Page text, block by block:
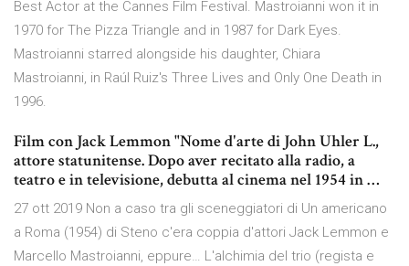
Best Actor at the Cannes Film Festival. Mastroianni won it in
1970 for The Pizza Triangle and in 1987 for Dark Eyes.
Mastroianni starred alongside his daughter, Chiara
Mastroianni, in Raúl Ruiz's Three Lives and Only One Death in
1996.
Film con Jack Lemmon "Nome d'arte di John Uhler L.,
attore statunitense. Dopo aver recitato alla radio, a
teatro e in televisione, debutta al cinema nel 1954 in …
27 ott 2019 Non a caso tra gli sceneggiatori di Un americano
a Roma (1954) di Steno c'era coppia d'attori Jack Lemmon e
Marcello Mastroianni, eppure… L'alchimia del trio (regista e